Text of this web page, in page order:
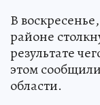
В
районе
результате
этом
области.